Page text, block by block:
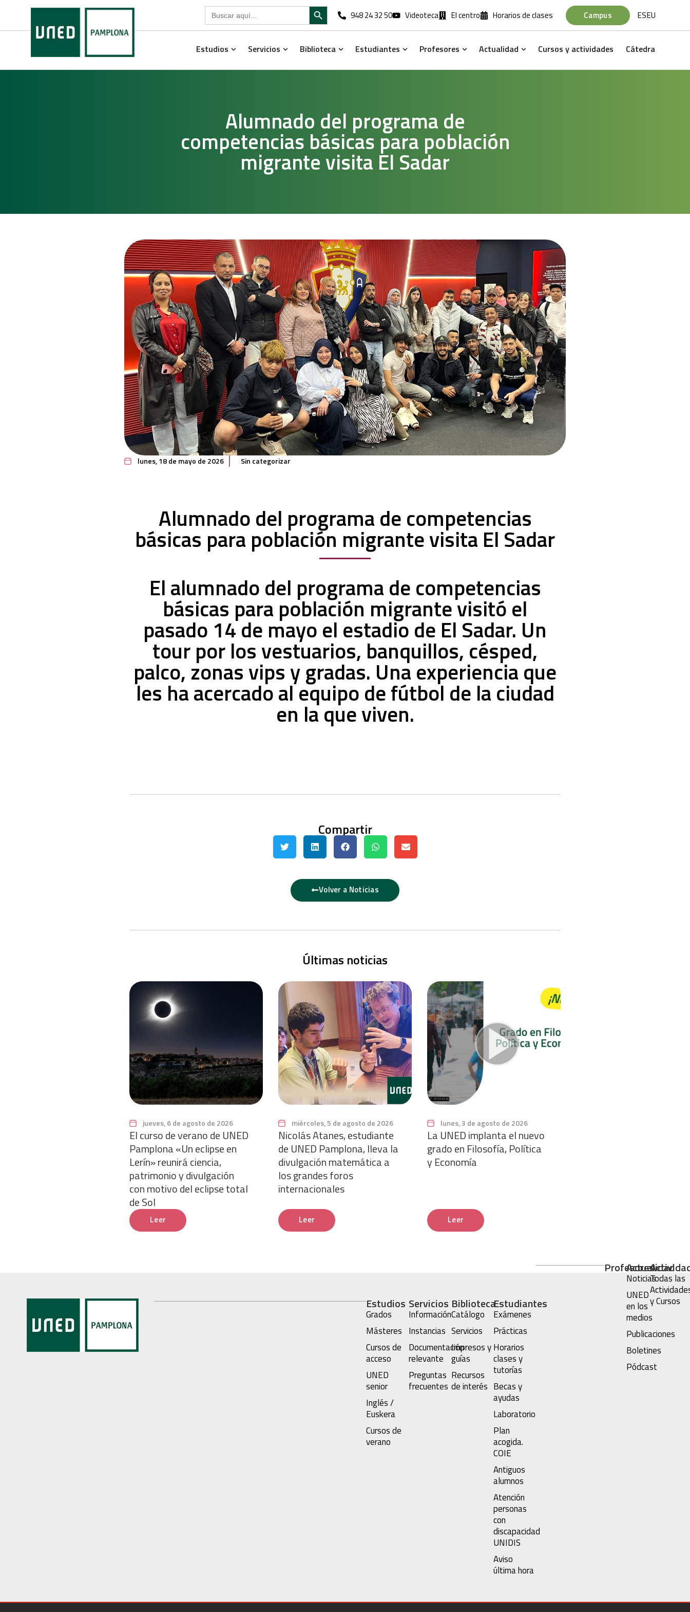
Search
for:
Search Button
948 24 32 50 Videoteca El centro Horarios de clases Campus ESEU
Estudios Open Estudios
Servicios Open Servicios
Biblioteca Open Biblioteca
Estudiantes Open Estudiantes
Profesores Open Profesores
Actualidad Open Actualidad
Cursos y actividades Cátedra
Alumnado del programa de
competencias básicas para población
migrante visita El Sadar
lunes, 18 de mayo de 2026 Sin categorizar
Alumnado del programa de competencias
básicas para población migrante visita El Sadar
El alumnado del programa de competencias
básicas para población migrante visitó el
pasado 14 de mayo el estadio de El Sadar. Un
tour por los vestuarios, banquillos, césped,
palco, zonas vips y gradas. Una experiencia que
les ha acercado al equipo de fútbol de la ciudad
en la que viven.
Compartir
Volver a Noticias
Últimas noticias
jueves, 6 de agosto de 2026
El curso de verano de UNED
Pamplona «Un eclipse en
Lerín» reunirá ciencia,
patrimonio y divulgación
con motivo del eclipse total
de Sol
Leer
miércoles, 5 de agosto de 2026
Nicolás Atanes, estudiante
de UNED Pamplona, lleva la
divulgación matemática a
los grandes foros
internacionales
Leer
lunes, 3 de agosto de 2026
La UNED implanta el nuevo
grado en Filosofía, Política
y Economía
Leer
Estudios
Grados
Másteres
Cursos de
acceso
UNED
senior
Inglés /
Euskera
Cursos de
verano
Servicios
Información
Instancias
Documentación
relevante
Preguntas
frecuentes
Biblioteca
Catálogo
Servicios
Impresos y
guías
Recursos
de interés
Estudiantes
Exámenes
Prácticas
Horarios
clases y
tutorías
Becas y
ayudas
Laboratorio
Plan
acogida.
COIE
Antiguos
alumnos
Atención
personas
con
discapacidad
UNIDIS
Aviso
última hora
Profesores
Actualidad
Noticias
UNED
en los
medios
Publicaciones
Boletines
Pódcast
Todas las
y Cursos